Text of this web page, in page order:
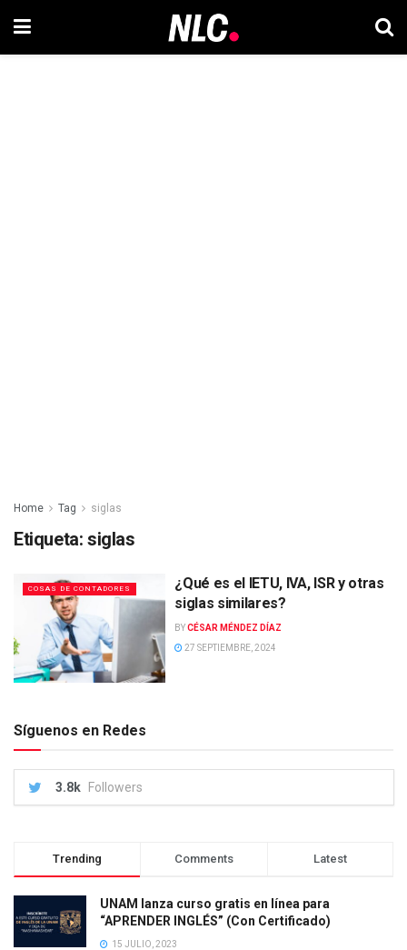
Home Tag siglas
Etiqueta: siglas
COSAS DE CONTADORES
¿Qué es el IETU, IVA, ISR y otras
siglas similares?
BYCÉSAR MÉNDEZ DÍAZ
27 SEPTIEMBRE, 2024
Síguenos en Redes
3.8k Followers
Trending Comments Latest
UNAM lanza curso gratis en línea para
“APRENDER INGLÉS” (Con Certificado)
15 JULIO, 2023